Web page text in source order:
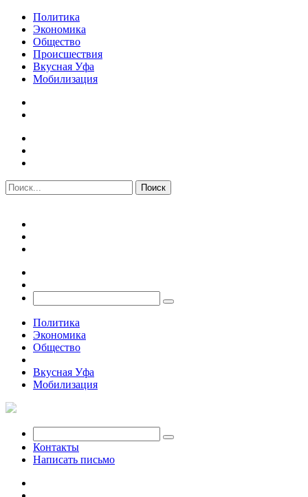
Политика
Экономика
Общество
Происшествия
Вкусная Уфа
Мобилизация
Политика
Экономика
Общество
Вкусная Уфа
Мобилизация
Контакты
Написать письмо